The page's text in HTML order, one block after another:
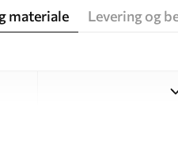
materiale Levering og